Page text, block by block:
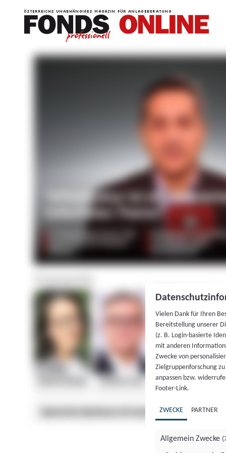
Vielen Dank für Ihren
Bereitstellung unserer
(z. B. Login-basierte
mit anderen
Zwecke von
Zielgruppenforschung
anpassen bzw.
Footer-Link.
ZWECKE PARTNER
Allgemein Zwecke